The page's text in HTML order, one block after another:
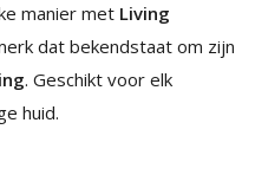
manier met Living
dat bekendstaat om zijn
. Geschikt voor elk
huid.